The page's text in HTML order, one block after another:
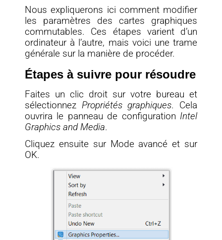
Nous expliquerons ici comment modifier
les paramètres des cartes graphiques
commutables. Ces étapes varient d’un
ordinateur à l’autre, mais voici une trame
générale sur la manière de procéder.
Étapes à suivre pour résoudre
Faites un clic droit sur votre bureau et
sélectionnez Propriétés graphiques. Cela
ouvrira le panneau de configuration Intel
Graphics and Media.
Cliquez ensuite sur Mode avancé et sur
OK.